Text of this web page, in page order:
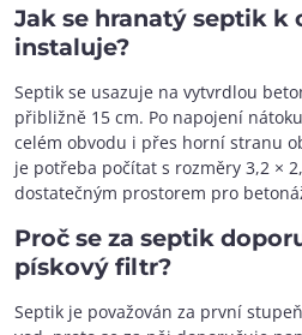
Jak se hranatý septik k
instaluje?
Septik se usazuje na vytvrdlou
přibližně 15 cm. Po napojení
celém obvodu i přes horní stranu
je potřeba počítat s rozměry 3,2 ×
dostatečným prostorem pro
Proč se za septik
pískový filtr?
Septik je považován za první